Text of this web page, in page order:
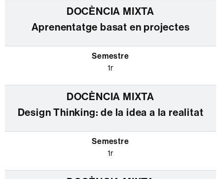
Aprenentatge basat en projectes
1r
Design Thinking: de la idea a la realitat
1r